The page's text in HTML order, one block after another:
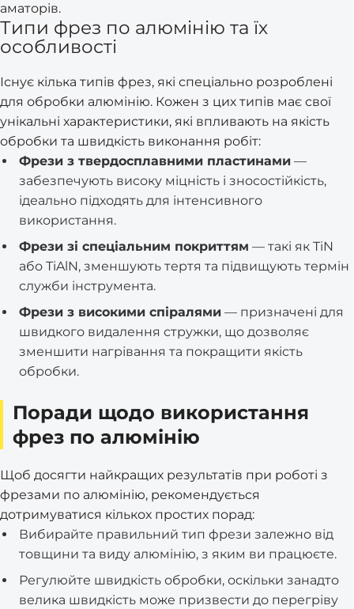
аматорів.
Типи фрез по алюмінію та їх
особливості
Існує кілька типів фрез, які спеціально розроблені
для обробки алюмінію. Кожен з цих типів має свої
унікальні характеристики, які впливають на якість
обробки та швидкість виконання робіт:
Фрези з твердосплавними пластинами —
забезпечують високу міцність і зносостійкість,
ідеально підходять для інтенсивного
використання.
Фрези зі спеціальним покриттям — такі як TiN
або TiAlN, зменшують тертя та підвищують термін
служби інструмента.
Фрези з високими спіралями — призначені для
швидкого видалення стружки, що дозволяє
зменшити нагрівання та покращити якість
обробки.
Поради щодо використання
фрез по алюмінію
Щоб досягти найкращих результатів при роботі з
фрезами по алюмінію, рекомендується
дотримуватися кількох простих порад:
Вибирайте правильний тип фрези залежно від
товщини та виду алюмінію, з яким ви працюєте.
Регулюйте швидкість обробки, оскільки занадто
велика швидкість може призвести до перегріву